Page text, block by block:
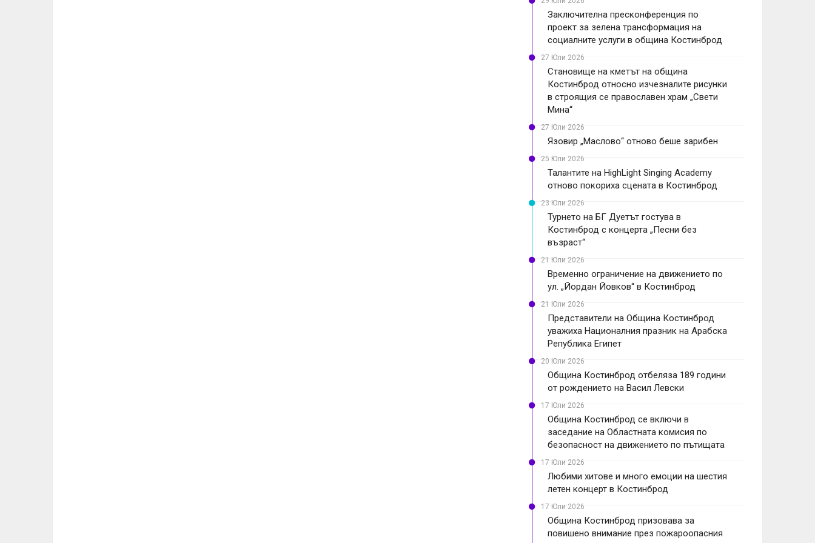
Заключителна пресконференция по
проект за зелена трансформация на
социалните услуги в община Костинброд
27 Юли 2026
Становище на кметът на община
Костинброд относно изчезналите рисунки
в строящия се православен храм „Свети
Мина“
27 Юли 2026
Язовир „Маслово“ отново беше зарибен
25 Юли 2026
Талантите на HighLight Singing Academy
отново покориха сцената в Костинброд
23 Юли 2026
Турнето на БГ Дуетът гостува в
Костинброд с концерта „Песни без
възраст“
21 Юли 2026
Временно ограничение на движението по
ул. „Йордан Йовков“ в Костинброд
21 Юли 2026
Представители на Община Костинброд
уважиха Националния празник на Арабска
Република Египет
20 Юли 2026
Община Костинброд отбеляза 189 години
от рождението на Васил Левски
17 Юли 2026
Община Костинброд се включи в
заседание на Областната комисия по
безопасност на движението по пътищата
17 Юли 2026
Любими хитове и много емоции на шестия
летен концерт в Костинброд
17 Юли 2026
Община Костинброд призовава за
повишено внимание през пожароопасния